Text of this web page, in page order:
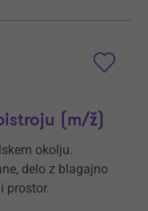
(m/ž)
okolju.
delo z blagajno
prostor.